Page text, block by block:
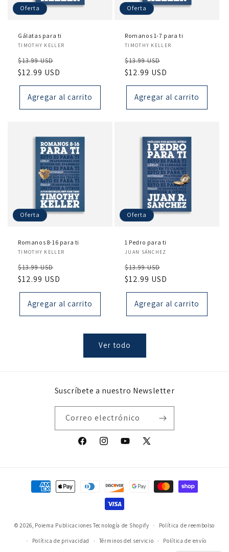
Oferta
Gálatas para ti
Proveedor:
TIMOTHY KELLER
Precio
habitual
$13.99 USD
de
oferta
$12.99 USD
Agregar al carrito
Oferta
Romanos 1-7 para ti
Proveedor:
TIMOTHY KELLER
Precio
habitual
$13.99 USD
de
oferta
$12.99 USD
Agregar al carrito
Oferta
Romanos 8-16 para ti
Proveedor:
TIMOTHY KELLER
Precio
habitual
$13.99 USD
de
oferta
$12.99 USD
Agregar al carrito
Oferta
1 Pedro para ti
Proveedor:
JUAN SÁNCHEZ
Precio
habitual
$13.99 USD
de
oferta
$12.99 USD
Agregar al carrito
Ver todo
Suscríbete a nuestro Newsletter
Correo electrónico
FacebookInstagramYouTube
X
Formas
© 2026, Poiema Publicaciones Tecnología de Shopify Política de reembolso
Política de privacidad Términos del servicio Política de envío